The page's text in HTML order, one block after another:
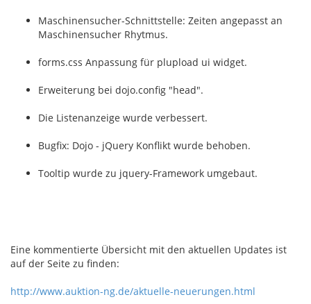
Maschinensucher-Schnittstelle: Zeiten angepasst an
Maschinensucher Rhytmus.
forms.css Anpassung für plupload ui widget.
Erweiterung bei dojo.config "head".
Die Listenanzeige wurde verbessert.
Bugfix: Dojo - jQuery Konflikt wurde behoben.
Tooltip wurde zu jquery-Framework umgebaut.
Eine kommentierte Übersicht mit den aktuellen Updates ist
auf der Seite zu finden:
http://www.auktion-ng.de/aktuelle-neuerungen.html